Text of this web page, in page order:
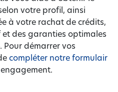
votre profil, ainsi
à votre rachat de crédits,
des garanties optimales
démarrer vos
compléter notre formulair